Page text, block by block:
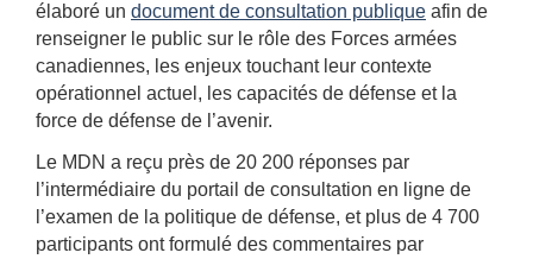
élaboré un document de consultation publique afin de
renseigner le public sur le rôle des Forces armées
canadiennes, les enjeux touchant leur contexte
opérationnel actuel, les capacités de défense et la
force de défense de l’avenir.
Le MDN a reçu près de 20 200 réponses par
l’intermédiaire du portail de consultation en ligne de
l’examen de la politique de défense, et plus de 4 700
participants ont formulé des commentaires par